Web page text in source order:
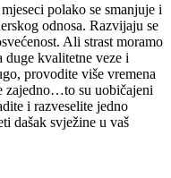
polako se smanjuje i
odnosa. Razvijaju se
Ali strast moramo
kvalitetne veze i
provodite više vremena
zajedno…to su uobičajeni
i razveselite jedno
dašak svježine u vaš